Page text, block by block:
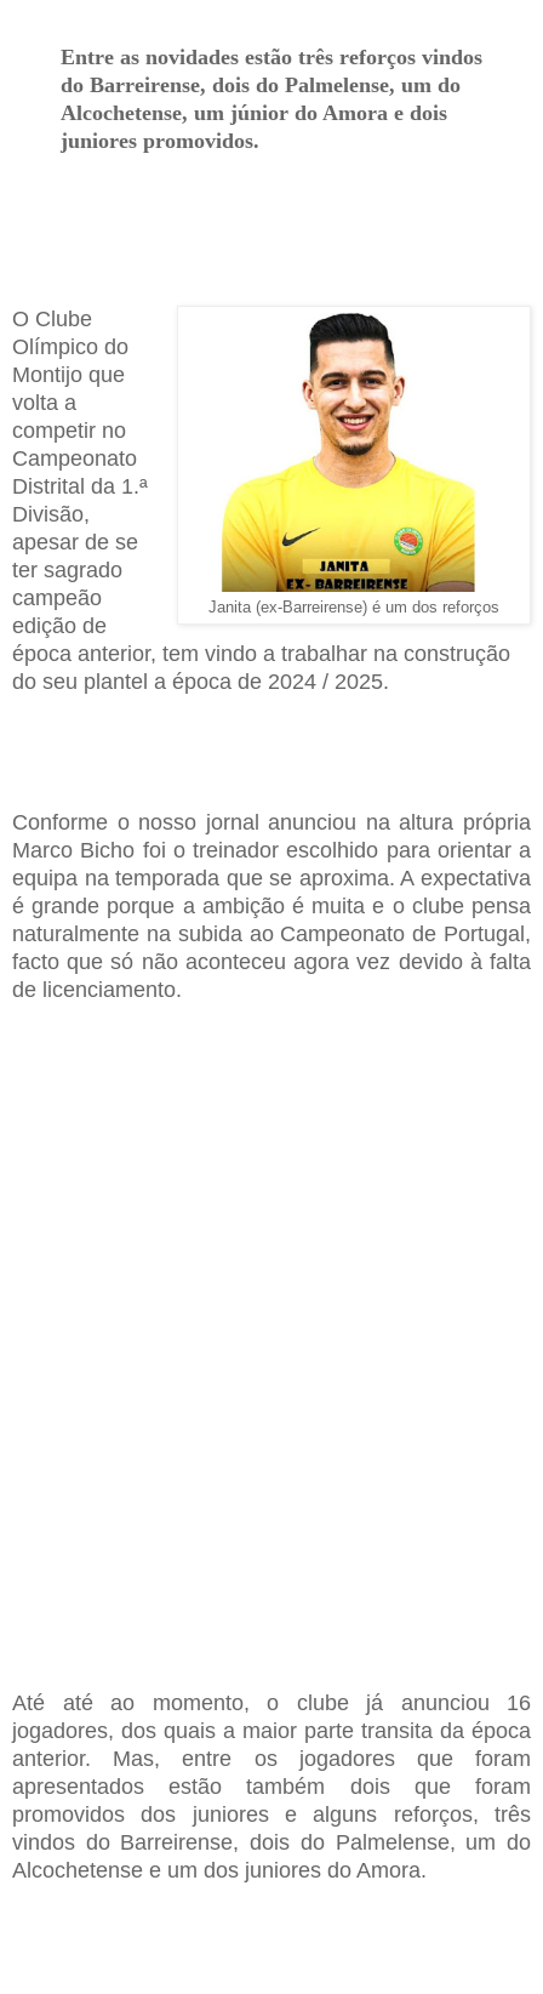
Entre as novidades estão três reforços vindos
do Barreirense, dois do Palmelense, um do
Alcochetense, um júnior do Amora e dois
juniores promovidos.
Janita (ex-Barreirense) é um dos reforços
O Clube
Olímpico do
Montijo que
volta a
competir no
Campeonato
Distrital da 1.ª
Divisão,
apesar de se
ter sagrado
campeão
edição de
época anterior, tem vindo a trabalhar na construção
do seu plantel a época de 2024 / 2025.
Conforme o nosso jornal anunciou na altura própria
Marco Bicho foi o treinador escolhido para orientar a
equipa na temporada que se aproxima. A expectativa
é grande porque a ambição é muita e o clube pensa
naturalmente na subida ao Campeonato de Portugal,
facto que só não aconteceu agora vez devido à falta
de licenciamento.
Até até ao momento, o clube já anunciou 16
jogadores, dos quais a maior parte transita da época
anterior. Mas, entre os jogadores que foram
apresentados estão também dois que foram
promovidos dos juniores e alguns reforços, três
vindos do Barreirense, dois do Palmelense, um do
Alcochetense e um dos juniores do Amora.